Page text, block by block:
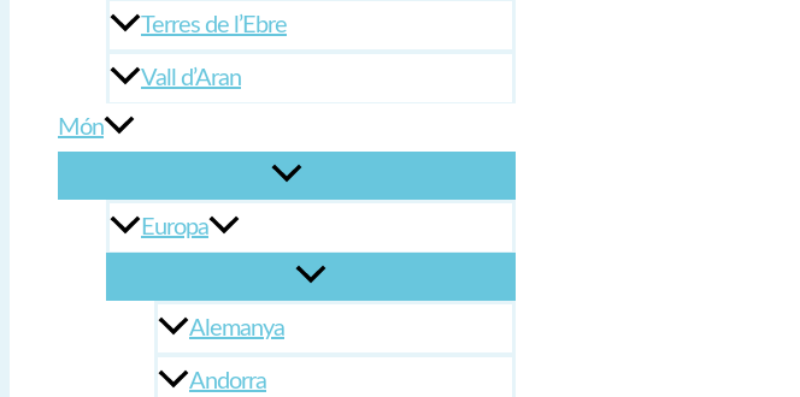
Terres de l’Ebre
Vall d’Aran
Món
Europa
Alemanya
Andorra